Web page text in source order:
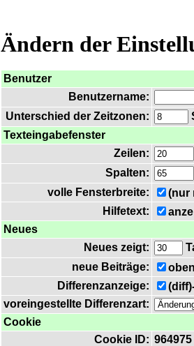
Ändern der
Benutzer
Benutzername:
Unterschied der Zeitzonen:
Texteingabefenster
Zeilen:
Spalten:
volle Fensterbreite:
(nur
Hilfetext:
Neues
Neues zeigt:
neue Beiträge:
Differenzanzeige:
voreingestellte Differenzart:
Cookie
Cookie ID: 964975